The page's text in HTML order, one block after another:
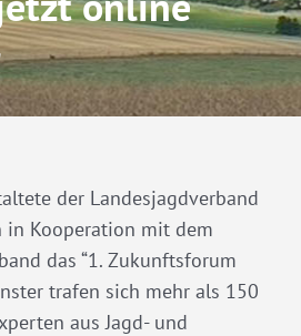
der Landesjagdverband
in Kooperation mit dem
das “1. Zukunftsforum
trafen sich mehr als 150
aus Jagd- und